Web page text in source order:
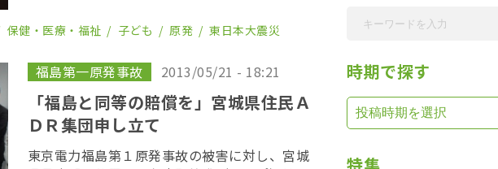
に関して国連特別報告者アナンド・グローバー
は […]
保健・医療・福祉 子ども 原発 東日本大震災
福島第一原発事故 2013/05/21 - 18:21
「福島と同等の賠償を」宮城県住民Ａ
ＤＲ集団申し立て
東京電力福島第１原発事故の被害に対し、宮城
時期で探す